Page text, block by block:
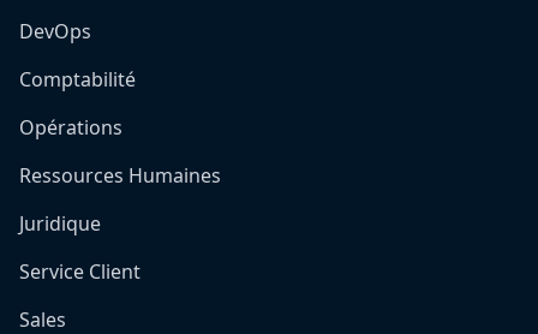
DevOps
Comptabilité
Opérations
Ressources Humaines
Juridique
Service Client
Sales